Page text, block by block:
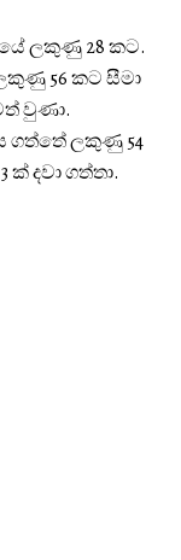
ලකුණු 28 කට.
56 කට සීමා
වුණා.
ලකුණු 54
දවා ගත්තා.